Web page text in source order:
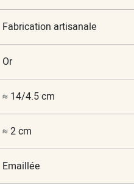
Fabrication artisanale
Or
≈ 14/4.5 cm
≈ 2 cm
Emaillée